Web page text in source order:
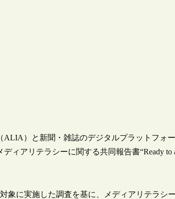
）と新聞・雑誌のデジタルプラットフォー
ィアリテラシーに関する共同報告書“Ready to
象に実施した調査を基に、メディアリテラシ